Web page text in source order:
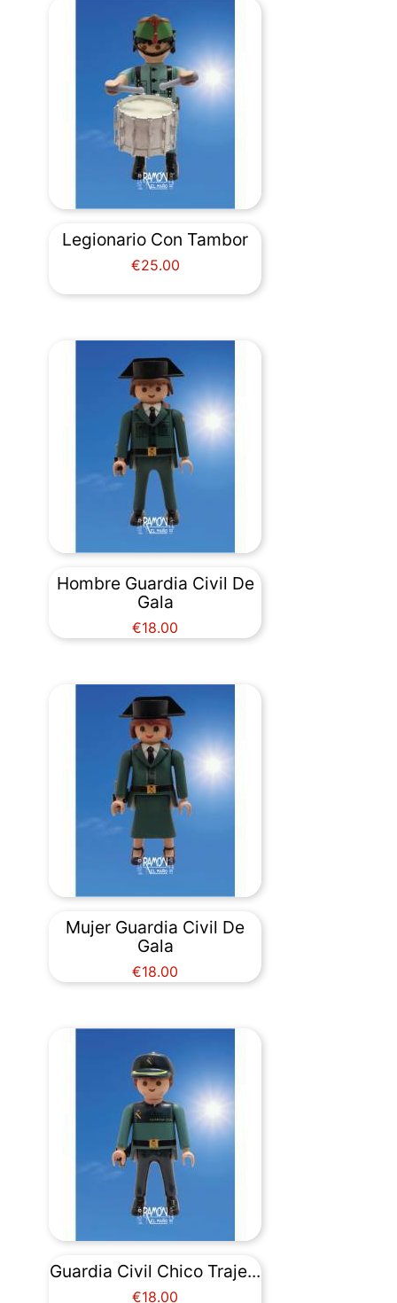
Legionario Con Tambor
Price
€25.00
Hombre Guardia Civil De
Gala
Price
€18.00
Mujer Guardia Civil De
Gala
Price
€18.00
Guardia Civil Chico Traje...
Price
€18.00